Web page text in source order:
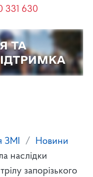
331 630
ЗМІ
Новини
наслідки
запорізького